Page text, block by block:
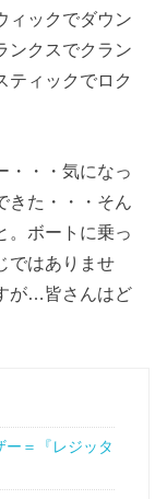
ィックでダウン
ンクスでクラン
ティックでロク
・・・気になっ
きた・・・そん
。ボートに乗っ
ではありませ
が…皆さんはど
ー＝『レジッタ